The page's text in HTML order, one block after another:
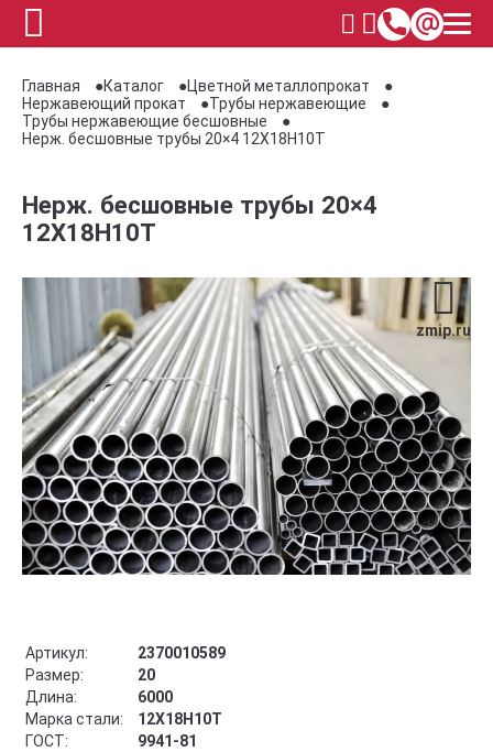
Главная Каталог
Цветной металлопрокат
Нержавеющий прокат
Трубы нержавеющие
Трубы нержавеющие бесшовные
Нерж. бесшовные трубы 20×4 12Х18Н10Т
Нерж. бесшовные трубы 20×4
12Х18Н10Т
zmip.ru
Артикул:
2370010589
Размер:
20
Длина:
6000
Марка стали:
12Х18Н10Т
ГОСТ:
9941-81